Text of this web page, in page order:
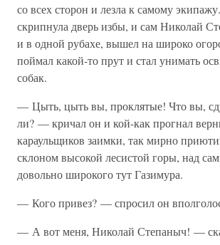
со всех сторон и лезла к самому
скрипнула дверь избы, и сам Николай
и в одной рубахе, вышел на широко
поймал какой-то прут и стал унимать
собак.
— Цыть, цыть вы, проклятые! Что вы,
ли? — кричал он и кой-как прогнал
караульщиков заимки, так мирно
склоном высокой лесистой горы, над
довольно широкого тут Газимура.
— Кого привез? — спросил он
— А вот меня, Николай Степаныч! —